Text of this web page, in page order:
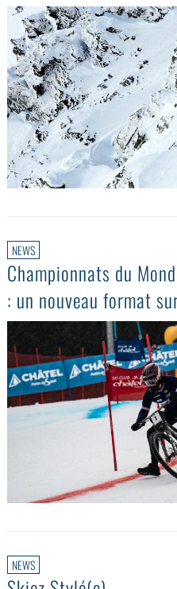
NEWS
Championnats du
: un nouveau format
NEWS